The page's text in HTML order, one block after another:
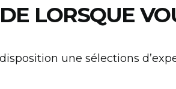
LORSQUE
une sélections